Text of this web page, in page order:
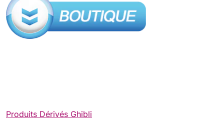
Produits Dérivés Ghibli